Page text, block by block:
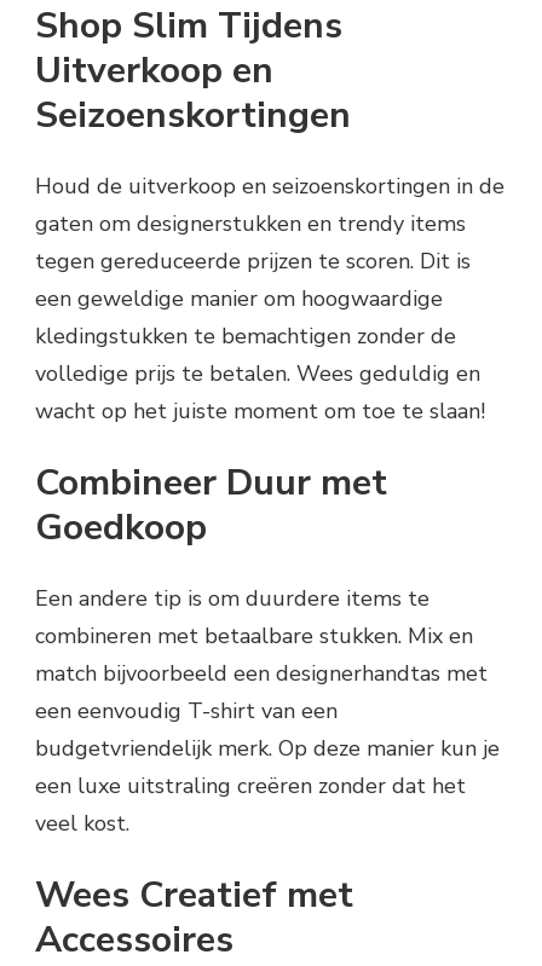
Shop Slim Tijdens
Uitverkoop en
Seizoenskortingen
Houd de uitverkoop en seizoenskortingen in de
gaten om designerstukken en trendy items
tegen gereduceerde prijzen te scoren. Dit is
een geweldige manier om hoogwaardige
kledingstukken te bemachtigen zonder de
volledige prijs te betalen. Wees geduldig en
wacht op het juiste moment om toe te slaan!
Combineer Duur met
Goedkoop
Een andere tip is om duurdere items te
combineren met betaalbare stukken. Mix en
match bijvoorbeeld een designerhandtas met
een eenvoudig T-shirt van een
budgetvriendelijk merk. Op deze manier kun je
een luxe uitstraling creëren zonder dat het
veel kost.
Wees Creatief met
Accessoires